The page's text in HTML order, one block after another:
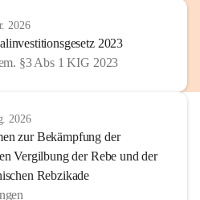
2026
2023
§3 Abs 1 KIG 2023
2026
zur Bekämpfung der
Vergilbung der Rebe und der
Rebzikade